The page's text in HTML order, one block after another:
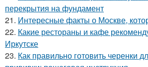
перекрытия на фундамент
21. Интересные факты о Москве,
22. Какие рестораны и кафе
Иркутске
23. Как правильно готовить черенки